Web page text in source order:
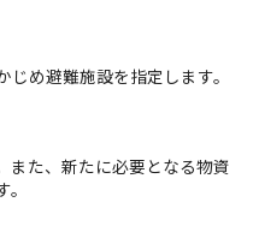
め避難施設を指定します。
また、新たに必要となる物資